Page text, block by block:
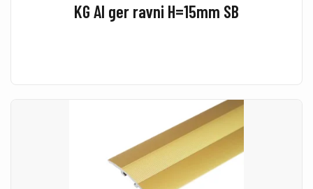
KG Al ger ravni H=15mm SB